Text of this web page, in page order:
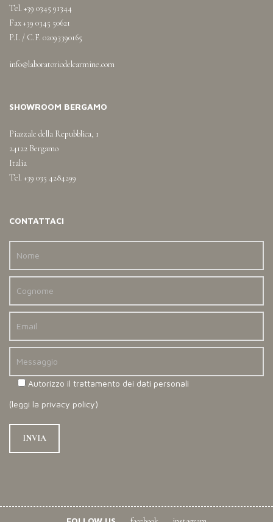
Tel. +39 0345 91344
Fax +39 0345 50621
P.I. / C.F. 02093390165
info@laboratoriodelcarmine.com
SHOWROOM BERGAMO
Piazzale della Repubblica, 1
24122 Bergamo
Italia
Tel. +39 035 4284299
CONTATTACI
Autorizzo il trattamento dei dati personali
(leggi la privacy policy)